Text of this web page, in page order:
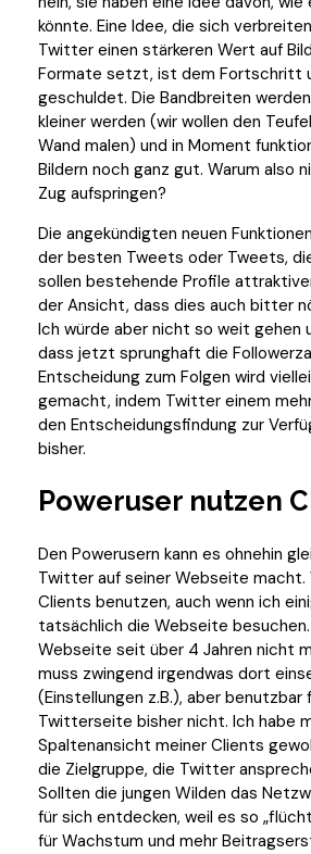
könnte. Eine Idee, die sich
Twitter einen stärkeren Wert auf
Formate setzt, ist dem Fortschritt
geschuldet. Die Bandbreiten
kleiner werden (wir wollen den
Wand malen) und in Moment
Bildern noch ganz gut. Warum also
Zug aufspringen?
Die angekündigten neuen
der besten Tweets oder Tweets,
sollen bestehende Profile
der Ansicht, dass dies auch bitter
Ich würde aber nicht so weit gehen
dass jetzt sprunghaft die
Entscheidung zum Folgen wird
gemacht, indem Twitter einem
den Entscheidungsfindung zur
bisher.
Poweruser nutzen
Den Powerusern kann es ohnehin
Twitter auf seiner Webseite macht.
Clients benutzen, auch wenn ich
tatsächlich die Webseite
Webseite seit über 4 Jahren nicht
muss zwingend irgendwas dort
(Einstellungen z.B.), aber benutzbar
Twitterseite bisher nicht. Ich habe
Spaltenansicht meiner Clients
die Zielgruppe, die Twitter
Sollten die jungen Wilden das
für sich entdecken, weil es so
für Wachstum und mehr